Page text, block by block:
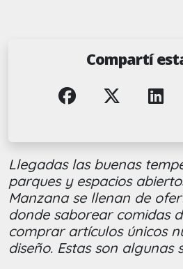
Compartí
Llegadas las buenas
parques y espacios
Manzana se llenan de
donde saborear comidas
comprar artículos únicos
diseño. Estas son algunas